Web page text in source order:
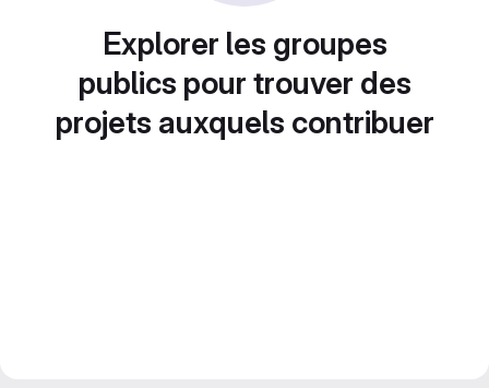
Explorer les groupes
publics pour trouver des
projets auxquels contribuer